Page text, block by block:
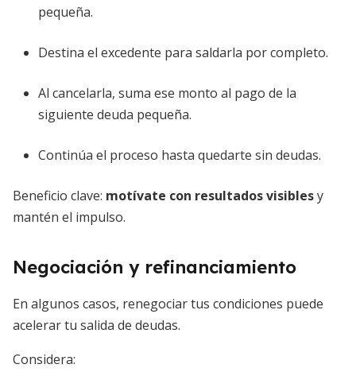
pequeña.
Destina el excedente para saldarla por completo.
Al cancelarla, suma ese monto al pago de la
siguiente deuda pequeña.
Continúa el proceso hasta quedarte sin deudas.
Beneficio clave: motívate con resultados visiblesy
mantén el impulso.
Negociación y refinanciamiento
En algunos casos, renegociar tus condiciones puede
acelerar tu salida de deudas.
Considera: